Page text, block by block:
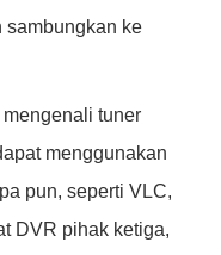
sambungkan ke
tuner
menggunakan
pun, seperti VLC,
DVR pihak ketiga,